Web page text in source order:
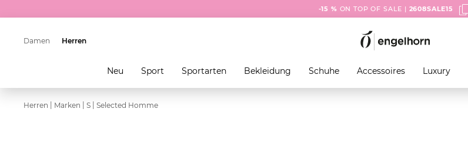
-15 % ON TOP OF SALE | 2608SALE15
Damen Herren
Neu Sport Sportarten Bekleidung Schuhe Accessoires Luxury
Herren Marken S Selected Homme